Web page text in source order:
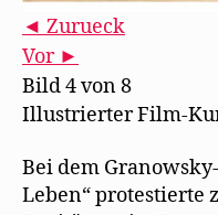
◄ Zurueck
Vor ►
Bild 4 von 8
Illustrierter Film-
Bei dem
Leben“ protestierte